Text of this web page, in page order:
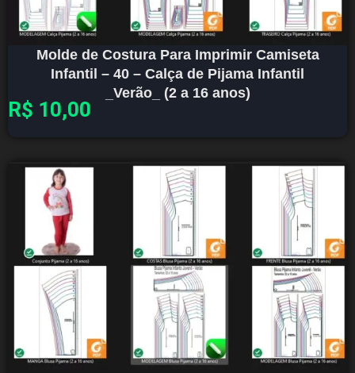
Molde de Costura Para Imprimir Camiseta
Infantil – 40 – Calça de Pijama Infantil
_Verão_ (2 a 16 anos)
R$ 10,00